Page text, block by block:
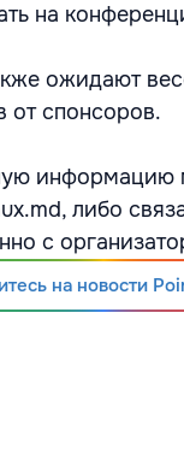
на
ожидают
от спонсоров.
информацию
либо
с
на новости